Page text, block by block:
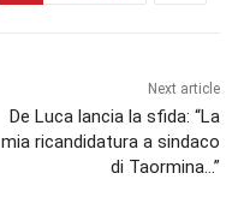
Next article
De Luca lancia la sfida: “La
mia ricandidatura a sindaco
di Taormina…”